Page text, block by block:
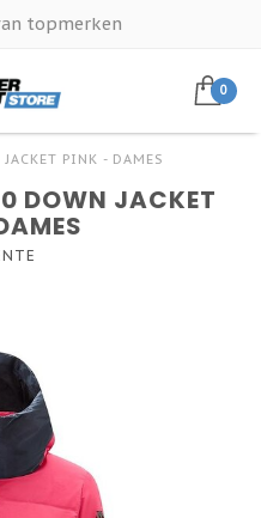
topmerken
0
PINK - DAMES
DOWN JACKET